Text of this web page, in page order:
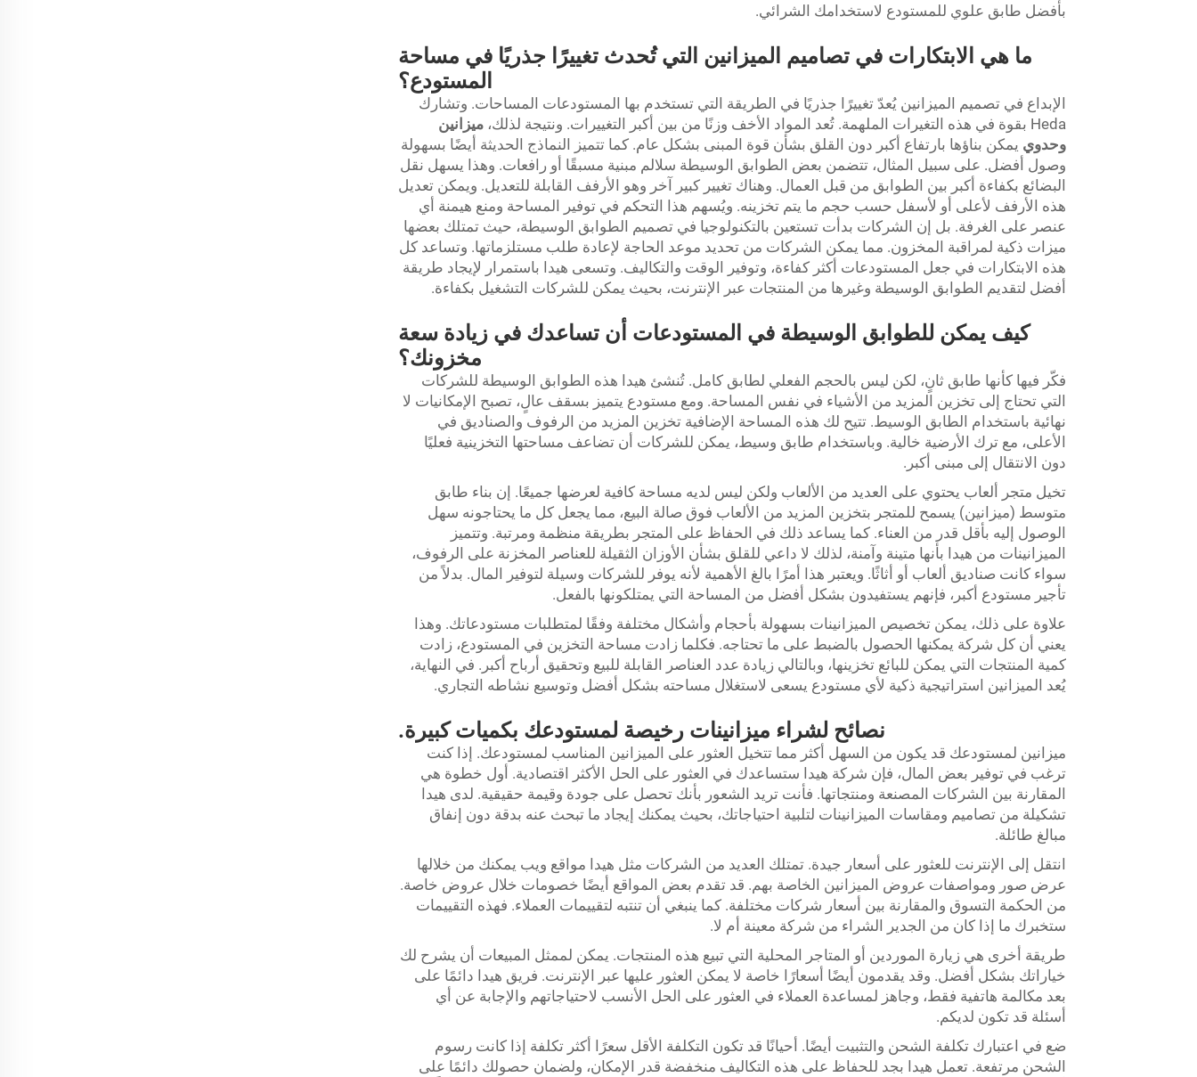
بأفضل طابق علوي للمستودع لاستخدامك الشرائي.
ما هي الابتكارات في تصاميم الميزانين التي تُحدث تغييرًا جذريًا في مساحة
المستودع؟
الإبداع في تصميم الميزانين يُعدّ تغييرًا جذريًا في الطريقة التي تستخدم بها المستودعات المساحات. وتشارك
Heda بقوة في هذه التغيرات الملهمة. تُعد المواد الأخف وزنًا من بين أكبر التغييرات. ونتيجة لذلك،
ميزانين
وحدوي يمكن بناؤها بارتفاع أكبر دون القلق بشأن قوة المبنى بشكل عام. كما تتميز النماذج الحديثة أيضًا بسهولة
وصول أفضل. على سبيل المثال، تتضمن بعض الطوابق الوسيطة سلالم مبنية مسبقًا أو رافعات. وهذا يسهل نقل
البضائع بكفاءة أكبر بين الطوابق من قبل العمال. وهناك تغيير كبير آخر وهو الأرفف القابلة للتعديل. ويمكن تعديل
هذه الأرفف لأعلى أو لأسفل حسب حجم ما يتم تخزينه. ويُسهم هذا التحكم في توفير المساحة ومنع هيمنة أي
عنصر على الغرفة. بل إن الشركات بدأت تستعين بالتكنولوجيا في تصميم الطوابق الوسيطة، حيث تمتلك بعضها
ميزات ذكية لمراقبة المخزون. مما يمكن الشركات من تحديد موعد الحاجة لإعادة طلب مستلزماتها. وتساعد كل
هذه الابتكارات في جعل المستودعات أكثر كفاءة، وتوفير الوقت والتكاليف. وتسعى هيدا باستمرار لإيجاد طريقة
أفضل لتقديم الطوابق الوسيطة وغيرها من المنتجات عبر الإنترنت، بحيث يمكن للشركات التشغيل بكفاءة.
كيف يمكن للطوابق الوسيطة في المستودعات أن تساعدك في زيادة سعة
مخزونك؟
فكّر فيها كأنها طابق ثانٍ، لكن ليس بالحجم الفعلي لطابق كامل. تُنشئ هيدا هذه الطوابق الوسيطة للشركات
التي تحتاج إلى تخزين المزيد من الأشياء في نفس المساحة. ومع مستودع يتميز بسقف عالٍ، تصبح الإمكانيات لا
نهائية باستخدام الطابق الوسيط. تتيح لك هذه المساحة الإضافية تخزين المزيد من الرفوف والصناديق في
الأعلى، مع ترك الأرضية خالية. وباستخدام طابق وسيط، يمكن للشركات أن تضاعف مساحتها التخزينية فعليًا
دون الانتقال إلى مبنى أكبر.
تخيل متجر ألعاب يحتوي على العديد من الألعاب ولكن ليس لديه مساحة كافية لعرضها جميعًا. إن بناء طابق
متوسط (ميزانين) يسمح للمتجر بتخزين المزيد من الألعاب فوق صالة البيع، مما يجعل كل ما يحتاجونه سهل
الوصول إليه بأقل قدر من العناء. كما يساعد ذلك في الحفاظ على المتجر بطريقة منظمة ومرتبة. وتتميز
الميزانينات من هيدا بأنها متينة وآمنة، لذلك لا داعي للقلق بشأن الأوزان الثقيلة للعناصر المخزنة على الرفوف،
سواء كانت صناديق ألعاب أو أثاثًا. ويعتبر هذا أمرًا بالغ الأهمية لأنه يوفر للشركات وسيلة لتوفير المال. بدلاً من
تأجير مستودع أكبر، فإنهم يستفيدون بشكل أفضل من المساحة التي يمتلكونها بالفعل.
علاوة على ذلك، يمكن تخصيص الميزانينات بسهولة بأحجام وأشكال مختلفة وفقًا لمتطلبات مستودعاتك. وهذا
يعني أن كل شركة يمكنها الحصول بالضبط على ما تحتاجه. فكلما زادت مساحة التخزين في المستودع، زادت
كمية المنتجات التي يمكن للبائع تخزينها، وبالتالي زيادة عدد العناصر القابلة للبيع وتحقيق أرباح أكبر. في النهاية،
يُعد الميزانين استراتيجية ذكية لأي مستودع يسعى لاستغلال مساحته بشكل أفضل وتوسيع نشاطه التجاري.
نصائح لشراء ميزانينات رخيصة لمستودعك بكميات كبيرة.
ميزانين لمستودعك قد يكون من السهل أكثر مما تتخيل العثور على الميزانين المناسب لمستودعك. إذا كنت
ترغب في توفير بعض المال، فإن شركة هيدا ستساعدك في العثور على الحل الأكثر اقتصادية. أول خطوة هي
المقارنة بين الشركات المصنعة ومنتجاتها. فأنت تريد الشعور بأنك تحصل على جودة وقيمة حقيقية. لدى هيدا
تشكيلة من تصاميم ومقاسات الميزانينات لتلبية احتياجاتك، بحيث يمكنك إيجاد ما تبحث عنه بدقة دون إنفاق
مبالغ طائلة.
انتقل إلى الإنترنت للعثور على أسعار جيدة. تمتلك العديد من الشركات مثل هيدا مواقع ويب يمكنك من خلالها
عرض صور ومواصفات عروض الميزانين الخاصة بهم. قد تقدم بعض المواقع أيضًا خصومات خلال عروض خاصة.
من الحكمة التسوق والمقارنة بين أسعار شركات مختلفة. كما ينبغي أن تنتبه لتقييمات العملاء. فهذه التقييمات
ستخبرك ما إذا كان من الجدير الشراء من شركة معينة أم لا.
طريقة أخرى هي زيارة الموردين أو المتاجر المحلية التي تبيع هذه المنتجات. يمكن لممثل المبيعات أن يشرح لك
خياراتك بشكل أفضل. وقد يقدمون أيضًا أسعارًا خاصة لا يمكن العثور عليها عبر الإنترنت. فريق هيدا دائمًا على
بعد مكالمة هاتفية فقط، وجاهز لمساعدة العملاء في العثور على الحل الأنسب لاحتياجاتهم والإجابة عن أي
أسئلة قد تكون لديكم.
ضع في اعتبارك تكلفة الشحن والتثبيت أيضًا. أحيانًا قد تكون التكلفة الأقل سعرًا أكثر تكلفة إذا كانت رسوم
الشحن مرتفعة. تعمل هيدا بجد للحفاظ على هذه التكاليف منخفضة قدر الإمكان، ولضمان حصولك دائمًا على